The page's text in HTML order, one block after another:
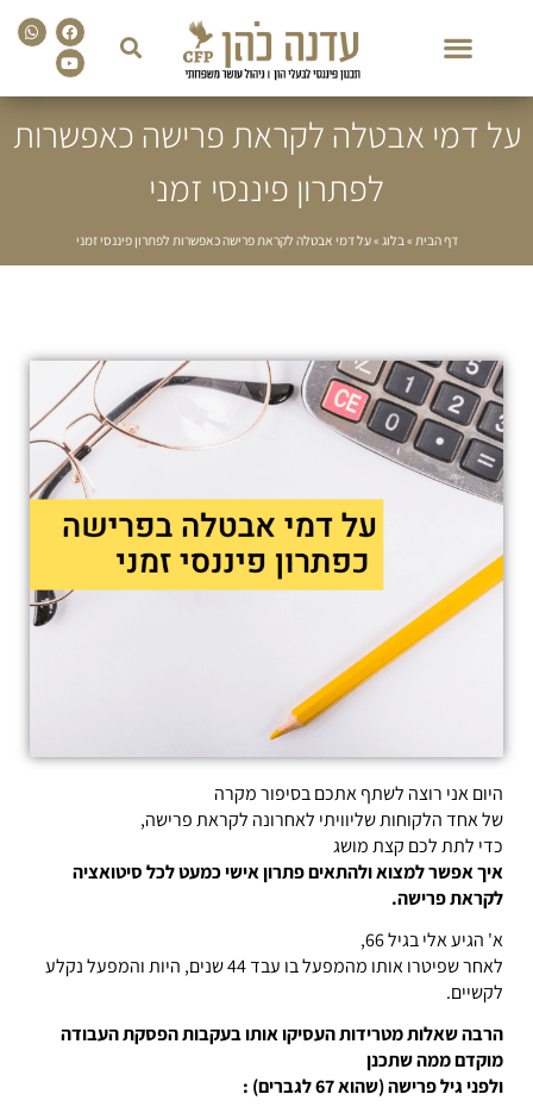
Facebook
Youtube
על דמי אבטלה לקראת פרישה כאפשרות
לפתרון פיננסי זמני
דף הבית » בלוג »על דמי אבטלה לקראת פרישה כאפשרות לפתרון פיננסי זמני
היום אני רוצה לשתף אתכם בסיפור מקרה
של אחד הלקוחות שליוויתי לאחרונה לקראת פרישה,
כדי לתת לכם קצת מושג
איך אפשר למצוא ולהתאים פתרון אישי כמעט לכל סיטואציה
לקראת פרישה.
א' הגיע אלי בגיל 66,
לאחר שפיטרו אותו מהמפעל בו עבד 44 שנים, היות והמפעל נקלע
לקשיים.
הרבה שאלות מטרידות העסיקו אותו בעקבות הפסקת העבודה
מוקדם ממה שתכנן
ולפני גיל פרישה (שהוא 67 לגברים) :